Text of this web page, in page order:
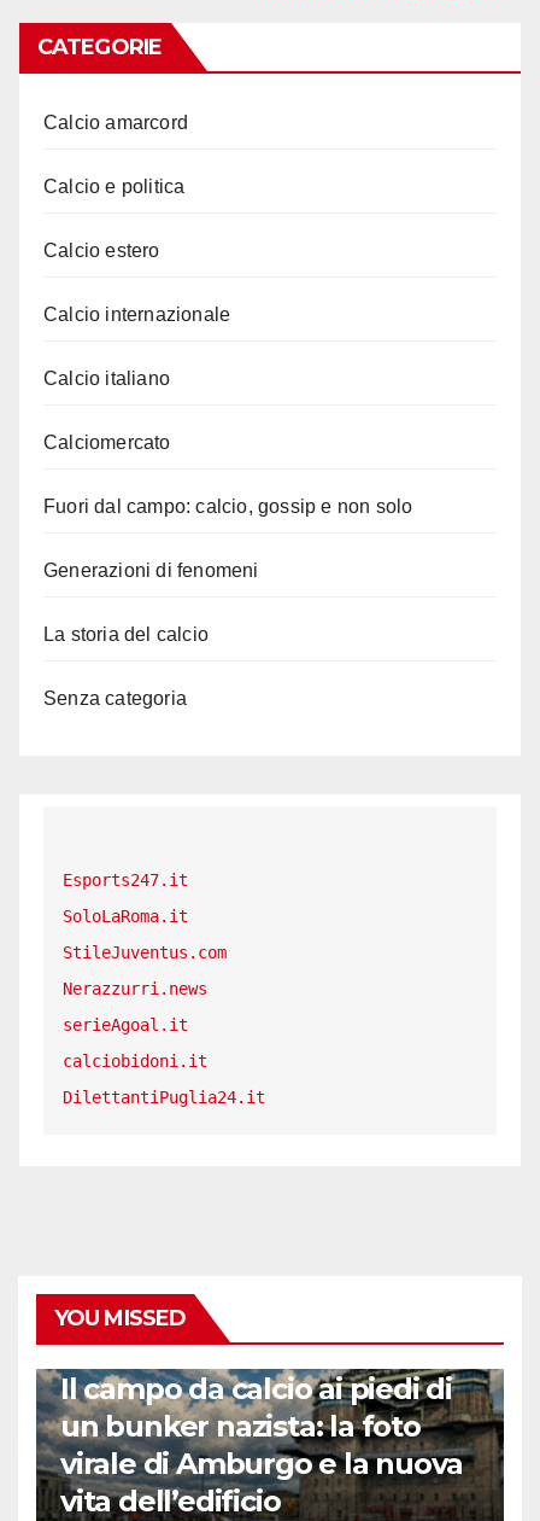
CATEGORIE
Calcio amarcord
Calcio e politica
Calcio estero
Calcio internazionale
Calcio italiano
Calciomercato
Fuori dal campo: calcio, gossip e non solo
Generazioni di fenomeni
La storia del calcio
Senza categoria
Esports247.it
SoloLaRoma.it
StileJuventus.com
Nerazzurri.news
serieAgoal.it
calciobidoni.it
DilettantiPuglia24.it
YOU MISSED
Il campo da calcio ai piedi di
un bunker nazista: la foto
virale di Amburgo e la nuova
vita dell’edificio